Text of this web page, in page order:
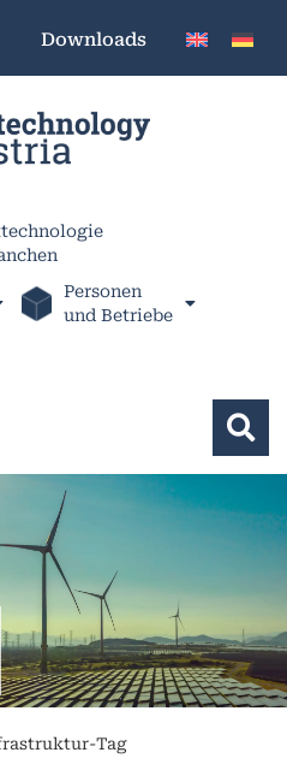
Downloads
Personen
und Betriebe
Tag